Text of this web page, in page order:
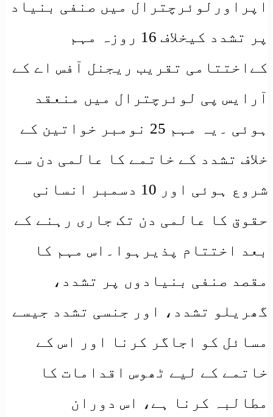
اپراورلوئرچترال میں صنفی بنیاد
پر تشدد کیخلاف 16 روزہ مہم
کےاختتامی تقریب ریجنل آفس اے کے
آرایس پی لوئرچترال میں منعقد
ہوئی ۔یہ مہم 25 نومبر خواتین کے
خلاف تشدد کے خاتمے کا عالمی دن سے
شروع ہوئی اور 10 دسمبر انسانی
حقوق کا عالمی دن تک جاری رہنے کے
بعد اختتام پذیرہوا۔اس مہم کا
مقصد صنفی بنیادوں پر تشدد،
گھریلو تشدد، اور جنسی تشدد جیسے
مسائل کو اجاگر کرنا اور اس کے
خاتمے کے لیے ٹھوس اقدامات کا
مطالبہ کرنا ہے، اس دوران